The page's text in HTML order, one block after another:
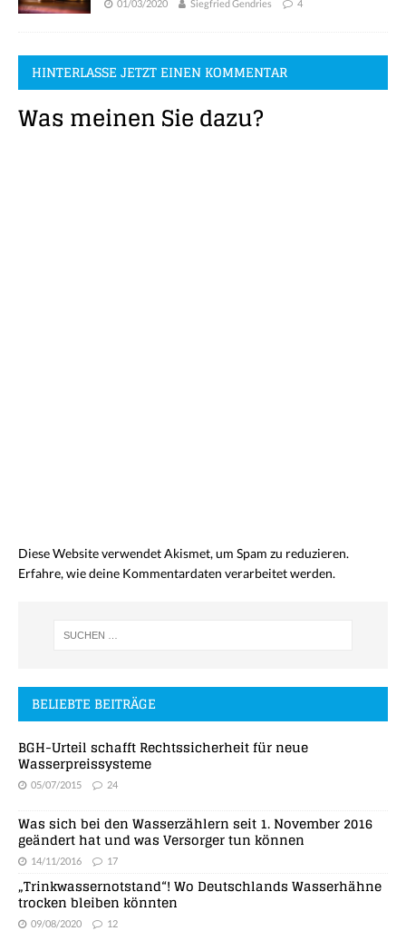
01/03/2020 Siegfried Gendries 4
HINTERLASSE JETZT EINEN KOMMENTAR
Was meinen Sie dazu?
Diese Website verwendet Akismet, um Spam zu reduzieren.
Erfahre, wie deine Kommentardaten verarbeitet werden.
BELIEBTE BEITRÄGE
BGH-Urteil schafft Rechtssicherheit für neue
Wasserpreissysteme
05/07/2015 24
Was sich bei den Wasserzählern seit 1. November 2016
geändert hat und was Versorger tun können
14/11/2016 17
„Trinkwassernotstand“! Wo Deutschlands Wasserhähne
trocken bleiben könnten
09/08/2020 12